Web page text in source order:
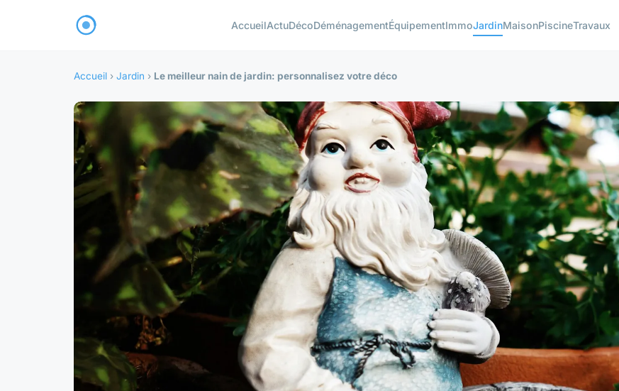
AccueilActuDécoDéménagementÉquipementImmoJardinMaisonPiscineTravaux
Accueil › Jardin › Le meilleur nain de jardin: personnalisez votre déco